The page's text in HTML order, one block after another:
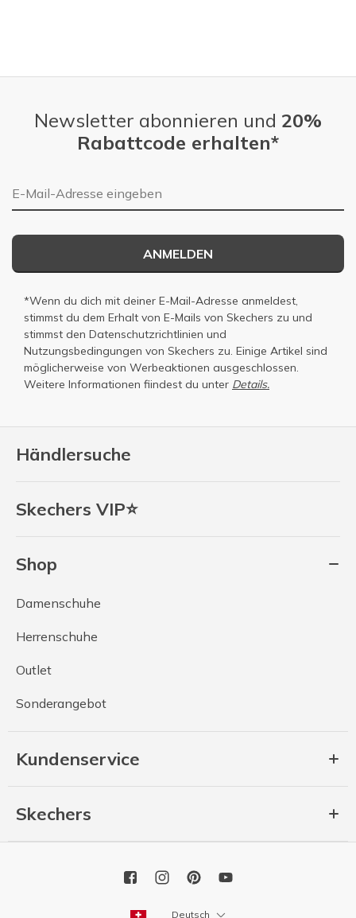
Händlersuche
Skechers VIP⭐
Shop
Damenschuhe
Herrenschuhe
Outlet
Sonderangebot
Kundenservice
Skechers
Newsletter abonnieren und 20%
Rabattcode erhalten*
E-Mail-Adresse
ANMELDEN
*Wenn du dich mit deiner E-Mail-Adresse anmeldest,
stimmst du dem Erhalt von E-Mails von Skechers zu und
stimmst den Datenschutzrichtlinien und
Nutzungsbedingungen von Skechers zu. Einige Artikel sind
möglicherweise von Werbeaktionen ausgeschlossen.
Weitere Informationen fiindest du unter Details.
Deutsch